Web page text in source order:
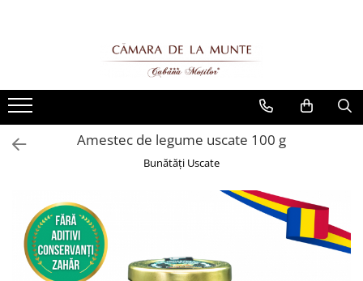
Amestec de legume uscate 100 g
Bunătăți Uscate